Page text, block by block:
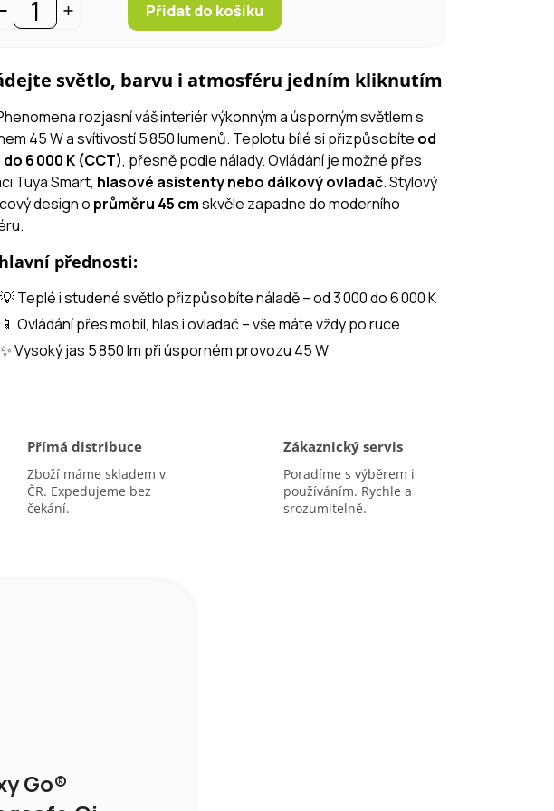
Přidat do košíku
světlo, barvu i atmosféru jedním kliknutím
rozjasní váš interiér výkonným a úsporným světlem s
45 W a svítivostí 5 850 lumenů. Teplotu bílé si přizpůsobíte od
do 6 000 K (CCT), přesně podle nálady. Ovládání je možné přes
Tuya Smart, hlasové asistenty nebo dálkový ovladač. Stylový
design o průměru 45 cmskvěle zapadne do moderního
hlavní přednosti:
💡 Teplé i studené světlo přizpůsobíte náladě – od 3 000 do 6 000 K
📱 Ovládání přes mobil, hlas i ovladač – vše máte vždy po ruce
✨ Vysoký jas 5 850 lm při úsporném provozu 45 W
Přímá distribuce
Zboží máme skladem v
ČR. Expedujeme bez
čekání.
Zákaznický servis
Poradíme s výběrem i
používáním. Rychle a
srozumitelně.
Go®